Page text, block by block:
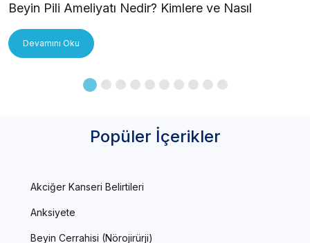
Beyin Pili Ameliyatı Nedir? Kimlere ve Nasıl
Devamını Oku
Popüler İçerikler
Akciğer Kanseri Belirtileri
Anksiyete
Beyin Cerrahisi (Nörojirürji)